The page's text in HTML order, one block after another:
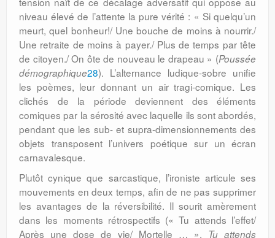
niveau élevé de l’attente la pure vérité : « Si quelqu’un
meurt, quel bonheur!/ Une bouche de moins à nourrir./
Une retraite de moins à payer./ Plus de temps par tête
de citoyen./ On ôte de nouveau le drapeau » (Poussée
démographique28). L’alternance ludique-sobre unifie
les poèmes, leur donnant un air tragi-comique. Les
clichés de la période deviennent des éléments
comiques par la sérosité avec laquelle ils sont abordés,
pendant que les sub- et supra-dimensionnements des
objets transposent l’univers poétique sur un écran
carnavalesque.
Plutôt cynique que sarcastique, l’ironiste articule ses
mouvements en deux temps, afin de ne pas supprimer
les avantages de la réversibilité. Il sourit amèrement
dans les moments rétrospectifs (« Tu attends l’effet/
Après une dose de vie/ Mortelle … », Tu attends